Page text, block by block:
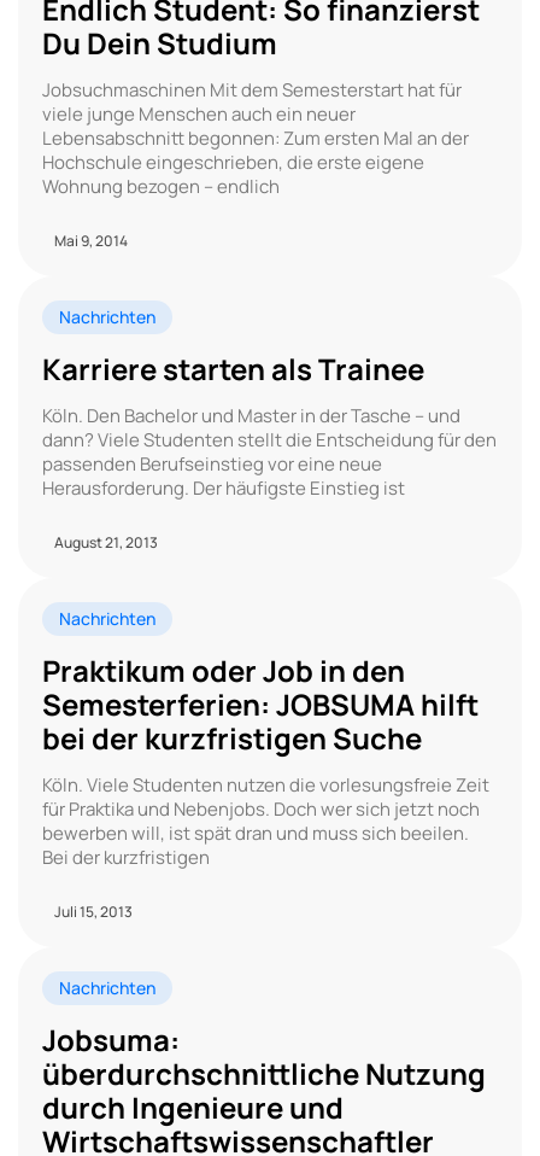
Endlich Student: So finanzierst
Du Dein Studium
Jobsuchmaschinen Mit dem Semesterstart hat für
viele junge Menschen auch ein neuer
Lebensabschnitt begonnen: Zum ersten Mal an der
Hochschule eingeschrieben, die erste eigene
Wohnung bezogen – endlich
Mai 9, 2014
Nachrichten
Karriere starten als Trainee
Köln. Den Bachelor und Master in der Tasche – und
dann? Viele Studenten stellt die Entscheidung für den
passenden Berufseinstieg vor eine neue
Herausforderung. Der häufigste Einstieg ist
August 21, 2013
Nachrichten
Praktikum oder Job in den
Semesterferien: JOBSUMA hilft
bei der kurzfristigen Suche
Köln. Viele Studenten nutzen die vorlesungsfreie Zeit
für Praktika und Nebenjobs. Doch wer sich jetzt noch
bewerben will, ist spät dran und muss sich beeilen.
Bei der kurzfristigen
Juli 15, 2013
Nachrichten
Jobsuma:
überdurchschnittliche Nutzung
durch Ingenieure und
Wirtschaftswissenschaftler